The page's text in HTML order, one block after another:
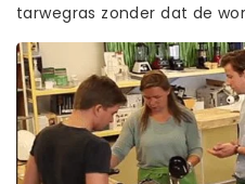
tarwegras zonder dat de